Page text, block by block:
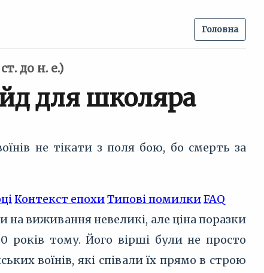
Головна
до н. е.)
для школяра
не тікати з поля бою, бо смерть за
Контекст епохиТипові помилкиFAQ
на виживання невеликі, але ціна поразки
тому. Його вірші були не просто
воїнів, які співали їх прямо в строю